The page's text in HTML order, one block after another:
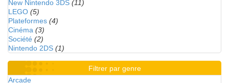
New Nintendo 3DS (11)
LEGO (5)
Plateformes (4)
Cinéma (3)
Société (2)
Nintendo 2DS (1)
Filtrer par genre
Arcade